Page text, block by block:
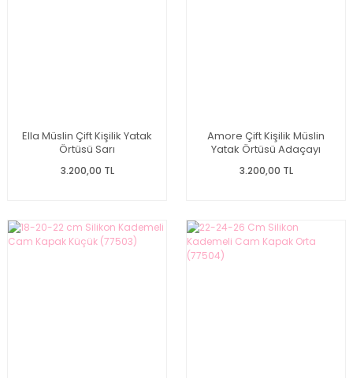
Ella Müslin Çift Kişilik Yatak
Örtüsü Sarı
3.200,00 TL
Amore Çift Kişilik Müslin
Yatak Örtüsü Adaçayı
3.200,00 TL